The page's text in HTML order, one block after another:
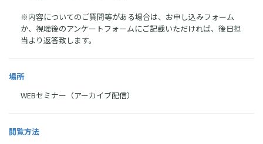
※内容についてのご質問等がある場合は、お申し込みフォーム
か、視聴後のアンケートフォームにご記載いただければ、後日担
当より返答致します。
場所
WEBセミナー（アーカイブ配信）
閲覧方法